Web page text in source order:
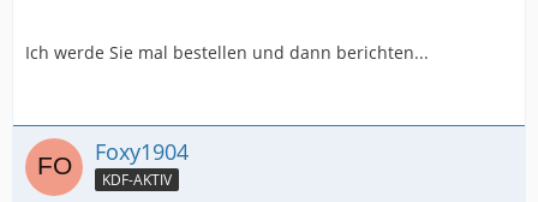
Ich werde Sie mal bestellen und dann berichten...
Foxy1904
KDF-AKTIV